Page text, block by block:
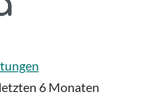
6 Monaten